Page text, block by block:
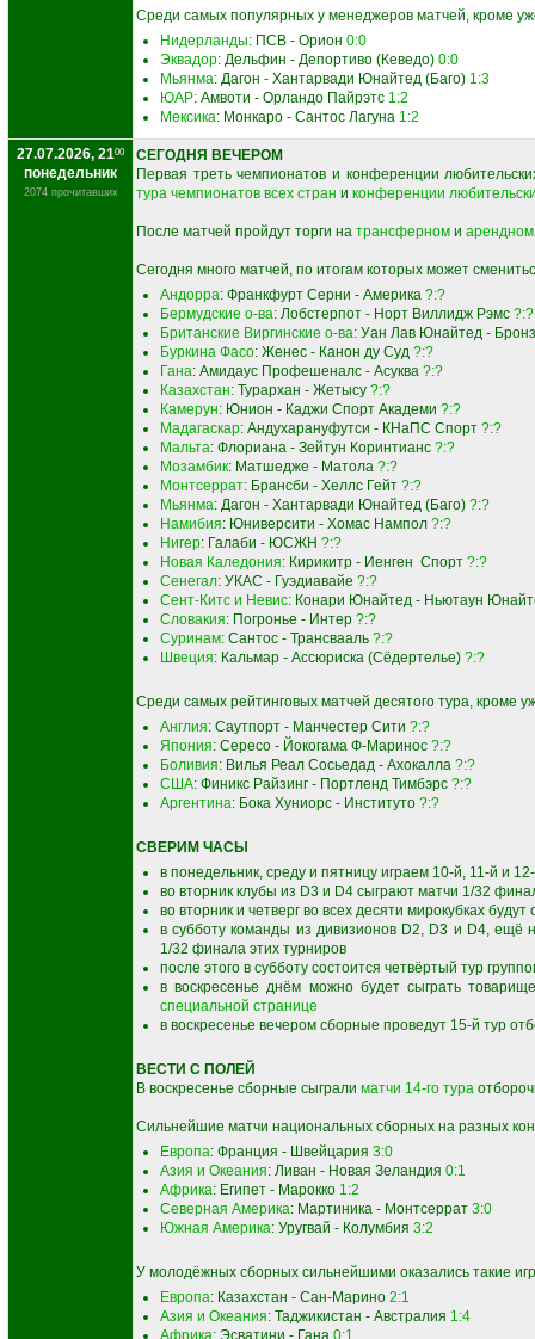
Среди самых популярных у менеджеров матчей, кроме
Нидерланды: ПСВ - Орион 0:0
Эквадор: Дельфин - Депортиво (Кеведо) 0:0
Мьянма: Дагон - Хантарвади Юнайтед (Баго) 1:3
ЮАР: Амвоти - Орландо Пайрэтс 1:2
Мексика: Монкаро - Сантос Лагуна 1:2
27.07.2026, 2100
понедельник
2074 прочитавших
СЕГОДНЯ ВЕЧЕРОМ
Первая треть чемпионатов и конференции
тура чемпионатов всех стран и конференции
После матчей пройдут торги на трансферном и арендном
Сегодня много матчей, по итогам которых может
Андорра: Франкфурт Серни - Америка ?:?
Бермудские о-ва: Лобстерпот - Норт Виллидж Рэмс ?:?
Британские Виргинские о-ва: Уан Лав Юнайтед -
Буркина Фасо: Женес - Канон ду Суд ?:?
Гана: Амидаус Профешеналс - Асуква ?:?
Казахстан: Турархан - Жетысу ?:?
Камерун: Юнион - Каджи Спорт Академи ?:?
Мадагаскар: Андухарануфутси - КНаПС Спорт ?:?
Мальта: Флориана - Зейтун Коринтианс ?:?
Мозамбик: Матшедже - Матола ?:?
Монтсеррат: Брансби - Хеллс Гейт ?:?
Мьянма: Дагон - Хантарвади Юнайтед (Баго) ?:?
Намибия: Юниверсити - Хомас Нампол ?:?
Нигер: Галаби - ЮСЖН ?:?
Новая Каледония: Кирикитр - Иенген Спорт ?:?
Сенегал: УКАС - Гуэдиавайе ?:?
Сент-Китс и Невис: Конари Юнайтед - Ньютаун
Словакия: Погронье - Интер ?:?
Суринам: Сантос - Трансвааль ?:?
Швеция: Кальмар - Ассюриска (Сёдертелье) ?:?
Среди самых рейтинговых матчей десятого тура, кроме
Англия: Саутпорт - Манчестер Сити ?:?
Япония: Сересо - Йокогама Ф-Маринос ?:?
Боливия: Вилья Реал Сосьедад - Ахокалла ?:?
США: Финикс Райзинг - Портленд Тимбэрс ?:?
Аргентина: Бока Хуниорс - Институто ?:?
СВЕРИМ ЧАСЫ
в понедельник, среду и пятницу играем 10-й, 11-й и
во вторник клубы из D3 и D4 сыграют матчи 1/32
во вторник и четверг во всех десяти мирокубках
в субботу команды из дивизионов D2, D3 и D4, ещё
1/32 финала этих турниров
после этого в субботу состоится четвёртый тур
в воскресенье днём можно будет сыграть
специальной странице
в воскресенье вечером сборные проведут 15-й тур
ВЕСТИ С ПОЛЕЙ
В воскресенье сборные сыграли матчи 14-го тура
Сильнейшие матчи национальных сборных на разных
Европа: Франция - Швейцария 3:0
Азия и Океания: Ливан - Новая Зеландия 0:1
Африка: Египет - Марокко 1:2
Северная Америка: Мартиника - Монтсеррат 3:0
Южная Америка: Уругвай - Колумбия 3:2
У молодёжных сборных сильнейшими оказались такие
Европа: Казахстан - Сан-Марино 2:1
Азия и Океания: Таджикистан - Австралия 1:4
Африка: Эсватини - Гана 0:1